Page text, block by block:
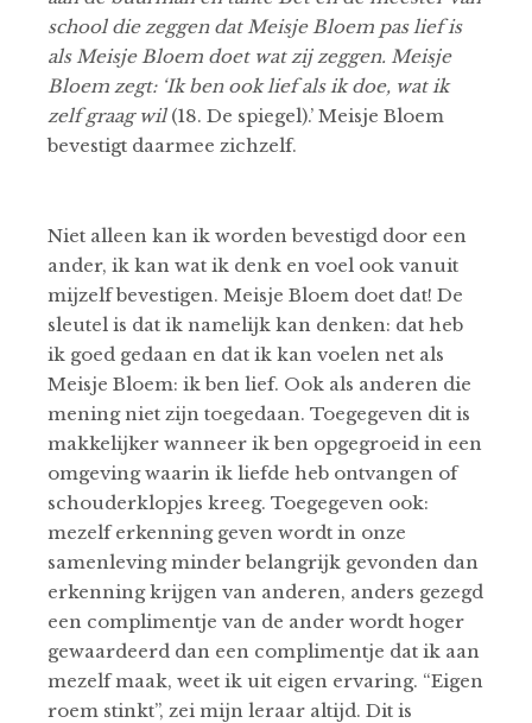
school die zeggen dat Meisje Bloem pas lief is
als Meisje Bloem doet wat zij zeggen. Meisje
Bloem zegt: ‘Ik ben ook lief als ik doe, wat ik
zelf graag wil(18. De spiegel).’ Meisje Bloem
bevestigt daarmee zichzelf.
Niet alleen kan ik worden bevestigd door een
ander, ik kan wat ik denk en voel ook vanuit
mijzelf bevestigen. Meisje Bloem doet dat! De
sleutel is dat ik namelijk kan denken: dat heb
ik goed gedaan en dat ik kan voelen net als
Meisje Bloem: ik ben lief. Ook als anderen die
mening niet zijn toegedaan. Toegegeven dit is
makkelijker wanneer ik ben opgegroeid in een
omgeving waarin ik liefde heb ontvangen of
schouderklopjes kreeg. Toegegeven ook:
mezelf erkenning geven wordt in onze
samenleving minder belangrijk gevonden dan
erkenning krijgen van anderen, anders gezegd
een complimentje van de ander wordt hoger
gewaardeerd dan een complimentje dat ik aan
mezelf maak, weet ik uit eigen ervaring. “Eigen
roem stinkt”, zei mijn leraar altijd. Dit is